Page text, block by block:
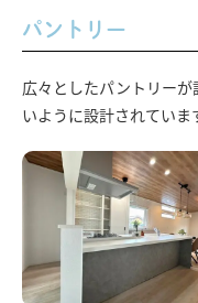
パントリー
広々としたパントリー
いように設計されてい